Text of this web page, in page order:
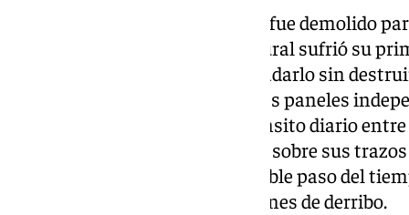
Cuando aquel primer inmueble fue demolido
instalaciones fronterizas, el mural sufrió su
supervivencia. Para poder trasladarlo sin
minuciosamente cortada en tres paneles
formato, la obra custodió el tránsito diario
otras dos décadas, acumulando sobre sus
ambiental, el humo y el inexorable paso del
desahuciada por los nuevos planes de derribo.